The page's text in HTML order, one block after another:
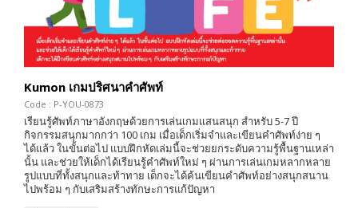
Kumon เกมปริศนาคำศัพท์
Code : P-YOU-0873
เรียนรู้ศัพท์ภาษาอังกฤษด้วยการเล่นเกมแสนสนุก สำหรับ 5-7 ปี
กิจกรรมสนุกมากกว่า 100 เกม เมื่อเด็กเริ่มจำและเขียนคำศัพท์ง่าย ๆ
ได้แล้ว ในขั้นต่อไป แบบฝึกหัดเล่มนี้จะช่วยยกระดับความรู้พื้นฐานเหล่า
นั้น และช่วยให้เด็กได้เรียนรู้คำศัพท์ใหม่ ๆ ผ่านการเล่นเกมหลากหลาย
รูปแบบที่ทั้งสนุกและท้าทาย เด็กจะได้ค้นเขียนคำศัพท์อย่างสนุกสนาน
ไปพร้อม ๆ กับเสริมสร้างทักษะการแก้ปัญหา